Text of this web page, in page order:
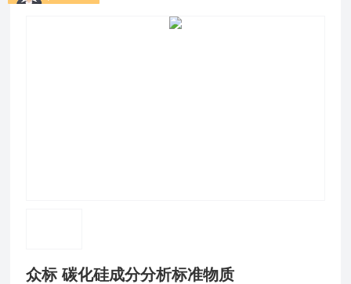
众标 碳化硅成分分析标准物质